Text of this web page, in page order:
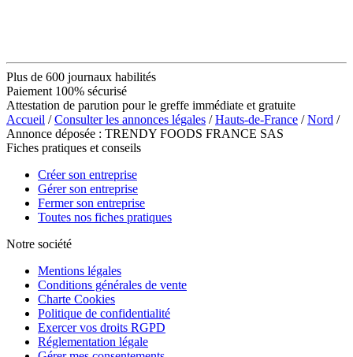
Plus de 600 journaux habilités
Paiement 100% sécurisé
Attestation de parution pour le greffe immédiate et gratuite
Accueil /Consulter les annonces légales /Hauts-de-France /Nord /
Annonce déposée : TRENDY FOODS FRANCE SAS
Fiches pratiques et conseils
Créer son entreprise
Gérer son entreprise
Fermer son entreprise
Toutes nos fiches pratiques
Notre société
Mentions légales
Conditions générales de vente
Charte Cookies
Politique de confidentialité
Exercer vos droits RGPD
Réglementation légale